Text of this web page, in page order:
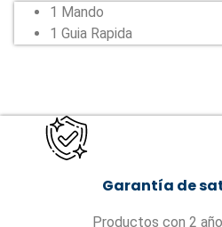
1 Mando
1 Guia Rapida
Garantía de
Productos con 2